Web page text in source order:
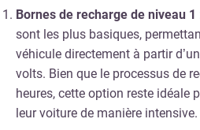
Bornes de recharge de niveau 1
sont les plus basiques,
véhicule directement à partir
volts. Bien que le processus de
heures, cette option reste idéale
leur voiture de manière intensive.